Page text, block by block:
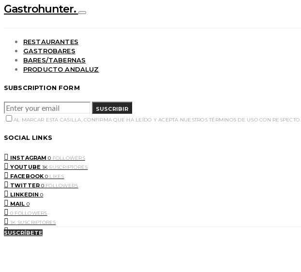
Gastrohunter.
RESTAURANTES
GASTROBARES
BARES/TABERNAS
PRODUCTO ANDALUZ
SUBSCRIPTION FORM
SUSCRIBIR
AL MARCAR ESTA CASILLA, CONFIRMA QUE HA LEÍDO Y ACEPTA NUESTROS TÉRMINOS DE USO CON
SOCIAL LINKS
INSTAGRAM 0 FOLLOWERS
YOUTUBE 1K SUSCRIPTORES
FACEBOOK 0 LIKES
TWITTER 0 FOLLOWERS
LINKEDIN 0
MAIL 0
0 FOLLOWERS
1K SUSCRIPTORES
0 LIKES
SUSCRÍBETE